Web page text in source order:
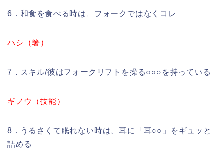
6．和食を食べる時は、フォークではなくコレ
ハシ（箸）
7．スキル/彼はフォークリフトを操る○○○を持っている
ギノウ（技能）
8．うるさくて眠れない時は、耳に「耳○○」をギュッと
詰める